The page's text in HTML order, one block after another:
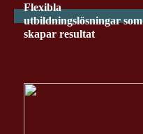
Flexibla
utbildningslösningar som
skapar resultat